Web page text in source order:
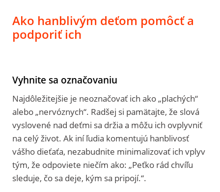
Ako hanblivým deťom pomôcť a
podporiť ich
Vyhnite sa označovaniu
Najdôležitejšie je neoznačovať ich ako „plachých“
alebo „nervóznych“. Radšej si pamätajte, že slová
vyslovené nad deťmi sa držia a môžu ich ovplyvniť
na celý život. Ak iní ľudia komentujú hanblivosť
vášho dieťaťa, nezabudnite minimalizovať ich vplyv
tým, že odpoviete niečím ako: „Peťko rád chvíľu
sleduje, čo sa deje, kým sa pripojí.“.